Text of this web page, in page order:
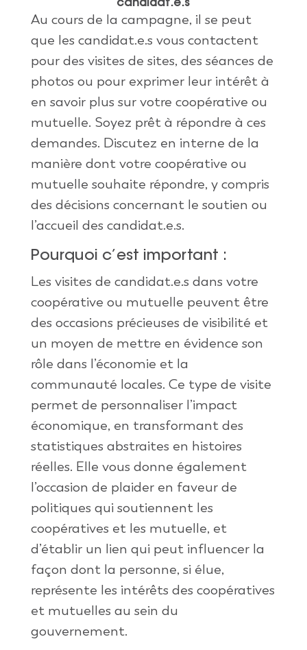
candidat.e.s
Au cours de la campagne, il se peut
que les candidat.e.s vous contactent
pour des visites de sites, des séances de
photos ou pour exprimer leur intérêt à
en savoir plus sur votre coopérative ou
mutuelle. Soyez prêt à répondre à ces
demandes. Discutez en interne de la
manière dont votre coopérative ou
mutuelle souhaite répondre, y compris
des décisions concernant le soutien ou
l’accueil des candidat.e.s.
Pourquoi c’est important :
Les visites de candidat.e.s dans votre
coopérative ou mutuelle peuvent être
des occasions précieuses de visibilité et
un moyen de mettre en évidence son
rôle dans l’économie et la
communauté locales. Ce type de visite
permet de personnaliser l’impact
économique, en transformant des
statistiques abstraites en histoires
réelles. Elle vous donne également
l’occasion de plaider en faveur de
politiques qui soutiennent les
coopératives et les mutuelle, et
d’établir un lien qui peut influencer la
façon dont la personne, si élue,
représente les intérêts des coopératives
et mutuelles au sein du
gouvernement.